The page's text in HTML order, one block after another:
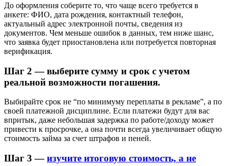
До оформления соберите то, что чаще всего требуется в
анкете: ФИО, дата рождения, контактный телефон,
актуальный адрес электронной почты, сведения из
документов. Чем меньше ошибок в данных, тем ниже шанс,
что заявка будет приостановлена или потребуется повторная
верификация.
Шаг 2 — выберите сумму и срок с учетом
реальной возможности погашения.
Выбирайте срок не “по минимуму переплаты в рекламе”, а по
своей платежной дисциплине. Если платежи будут для вас
впритык, даже небольшая задержка по работе/доходу может
привести к просрочке, а она почти всегда увеличивает общую
стоимость займа за счет штрафов и пеней.
Шаг 3 —изучите итоговую стоимость, а не